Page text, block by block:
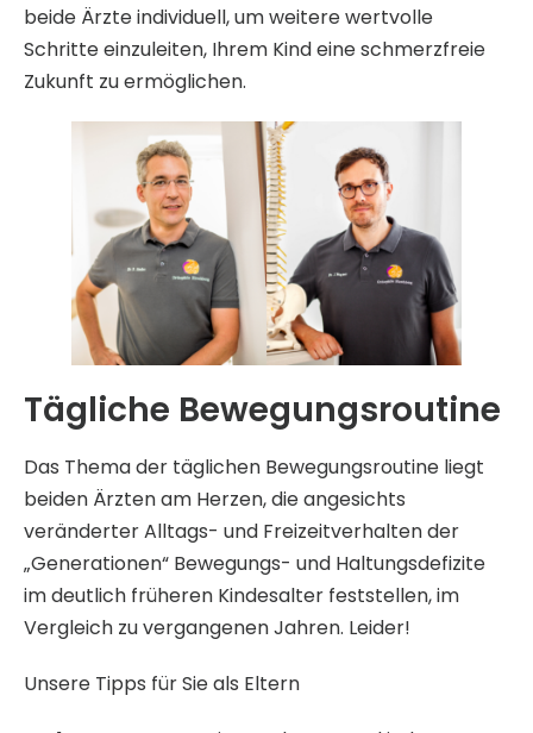
beide Ärzte individuell, um weitere wertvolle
Schritte einzuleiten, Ihrem Kind eine schmerzfreie
Zukunft zu ermöglichen.
Tägliche Bewegungsroutine
Das Thema der täglichen Bewegungsroutine liegt
beiden Ärzten am Herzen, die angesichts
veränderter Alltags- und Freizeitverhalten der
„Generationen“ Bewegungs- und Haltungsdefizite
im deutlich früheren Kindesalter feststellen, im
Vergleich zu vergangenen Jahren. Leider!
Unsere Tipps für Sie als Eltern